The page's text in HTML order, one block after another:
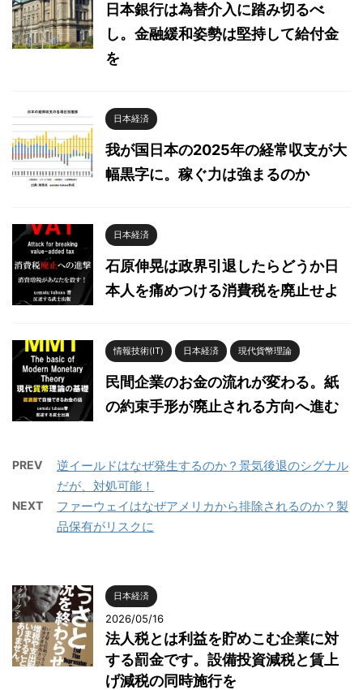
日本銀行は為替介入に踏み切るべ
し。金融緩和姿勢は堅持して給付金
を
日本経済
我が国日本の2025年の経常収支が大
幅黒字に。稼ぐ力は強まるのか
日本経済
石原伸晃は政界引退したらどうか日
本人を痛めつける消費税を廃止せよ
情報技術(IT) 日本経済 現代貨幣理論
民間企業のお金の流れが変わる。紙
の約束手形が廃止される方向へ進む
PREV
逆イールドはなぜ発生するのか？景気後退のシグナル
だが、対処可能！
NEXT
ファーウェイはなぜアメリカから排除されるのか？製
品保有がリスクに
日本経済
2026/05/16
法人税とは利益を貯めこむ企業に対
する罰金です。設備投資減税と賃上
げ減税の同時施行を